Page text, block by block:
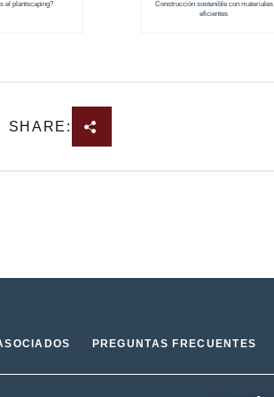
el plantscaping?
Construcción sostenible con materiales
eficientes
SHARE:
PREGUNTAS FRECUENTES